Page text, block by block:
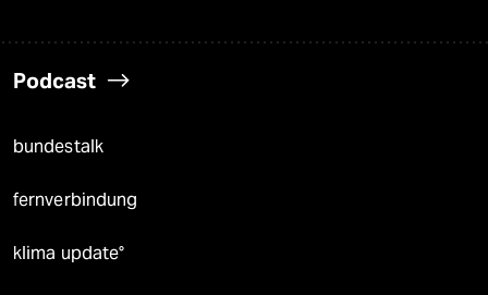
Podcast
bundestalk
fernverbindung
klima update°